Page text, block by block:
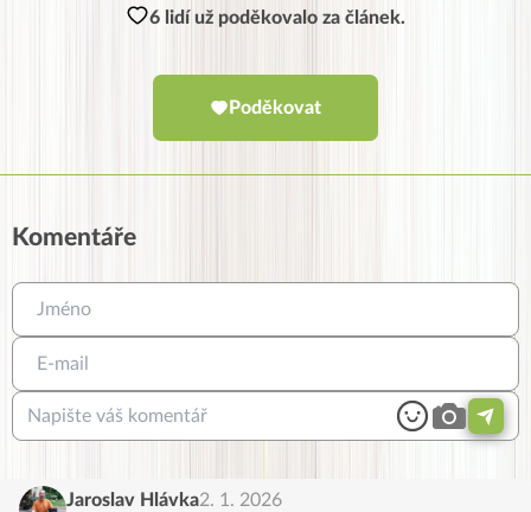
6 lidí už poděkovalo za článek.
Poděkovat
Komentáře
Jaroslav Hlávka2. 1. 2026